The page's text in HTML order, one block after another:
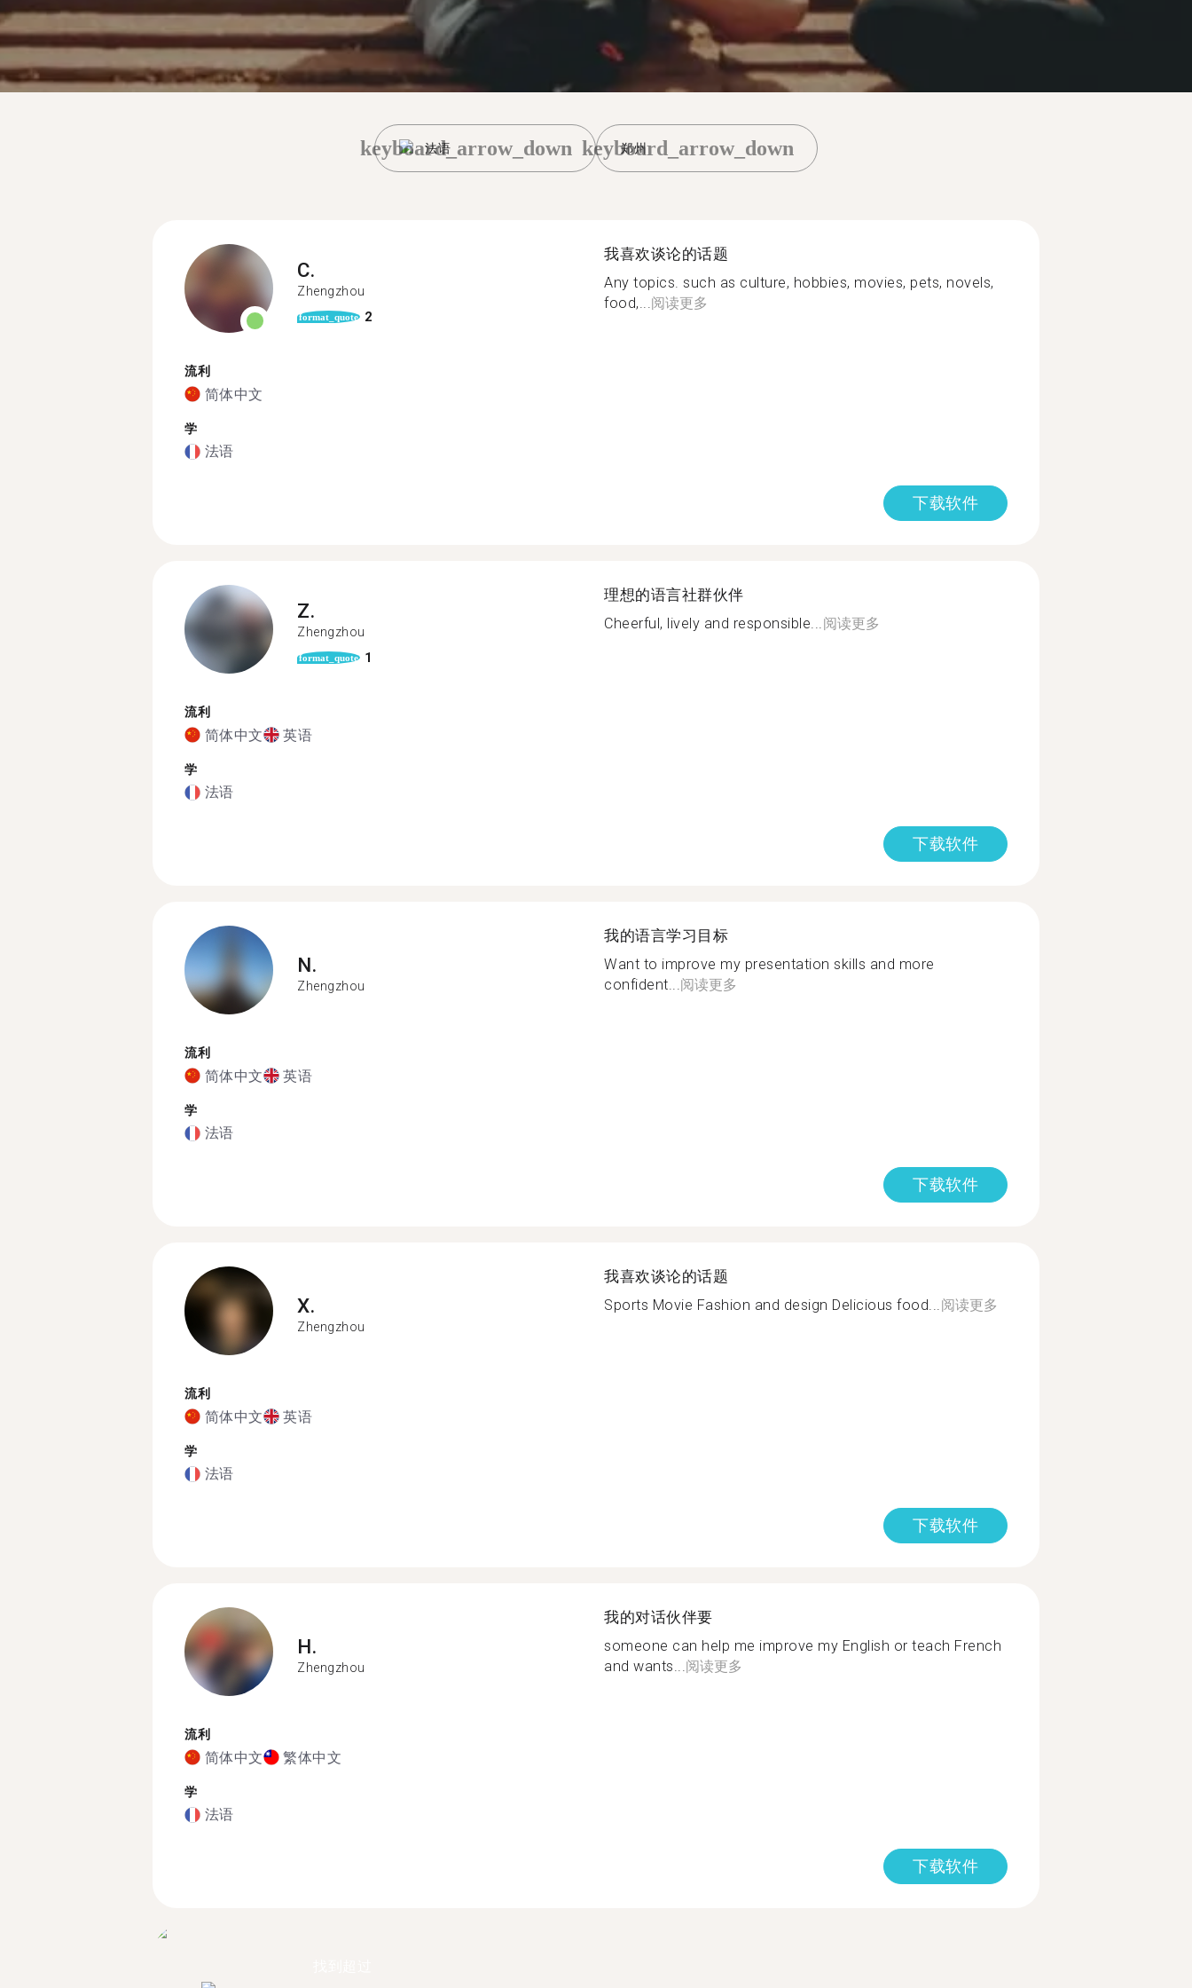
法语
keyboard_arrow_down 郑州
keyboard_arrow_down
C.
Zhengzhou
format_quote 2
流利
简体中文
学
法语
我喜欢谈论的话题
Any topics. such as culture, hobbies, movies, pets, novels,
food,...阅读更多
下载软件
Z.
Zhengzhou
format_quote 1
流利
简体中文 英语
学
法语
理想的语言社群伙伴
Cheerful, lively and responsible...阅读更多
下载软件
N.
Zhengzhou
流利
简体中文 英语
学
法语
我的语言学习目标
Want to improve my presentation skills and more
confident...阅读更多
下载软件
X.
Zhengzhou
流利
简体中文 英语
学
法语
我喜欢谈论的话题
Sports Movie Fashion and design Delicious food...阅读更多
下载软件
H.
Zhengzhou
流利
简体中文 繁体中文
学
法语
我的对话伙伴要
someone can help me improve my English or teach French
and wants...阅读更多
下载软件